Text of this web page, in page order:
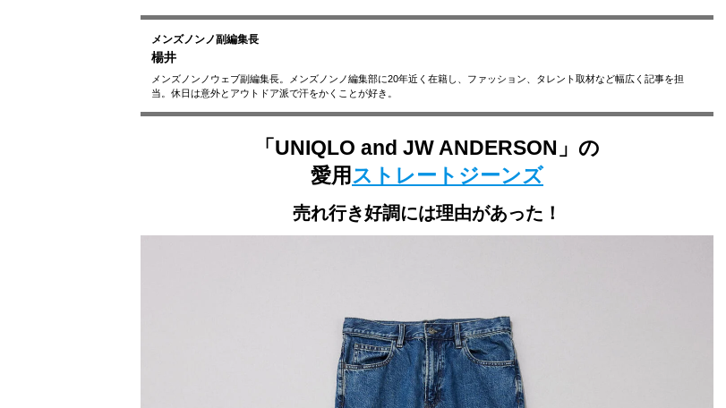
メンズノンノ副編集長
楊井
メンズノンノウェブ副編集長。メンズノンノ編集部に20年近く在籍し、ファッション、タレント取材など幅広く記事を担
当。休日は意外とアウトドア派で汗をかくことが好き。
「UNIQLO and JW ANDERSON」の
愛用ストレートジーンズ
売れ行き好調には理由があった！